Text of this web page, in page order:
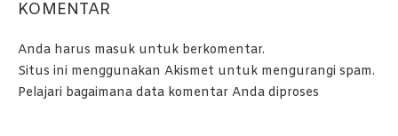
KOMENTAR
Anda harus masuk untuk berkomentar.
Situs ini menggunakan Akismet untuk mengurangi spam.
Pelajari bagaimana data komentar Anda diproses